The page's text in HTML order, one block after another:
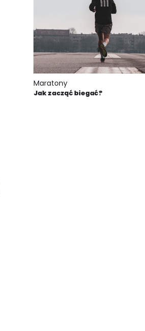
Maratony
Jak zacząć biegać?